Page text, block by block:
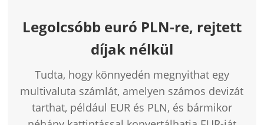
Legolcsóbb euró PLN-re, rejtett
díjak nélkül
Tudta, hogy könnyedén megnyithat egy
multivaluta számlát, amelyen számos devizát
tarthat, például EUR és PLN, és bármikor